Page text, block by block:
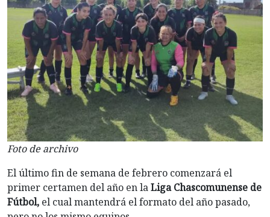
Foto de archivo
El último fin de semana de febrero comenzará el
primer certamen del año en laLiga Chascomunense de
Fútbol, el cual mantendrá el formato del año pasado,